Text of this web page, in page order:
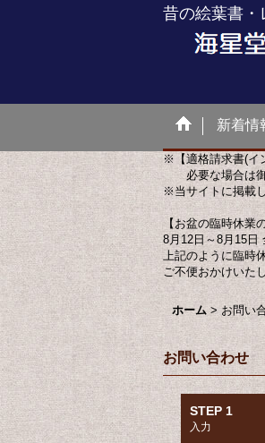
昔の絵葉書・
新着情
※【適格請求書(イ
必要な場合は御
※当サイトに掲載
【お盆の臨時休業
8月12日～8月15日
上記のように臨時
ご不便おかけいた
ホーム > お問い
お問い合わせ
STEP 1
入力